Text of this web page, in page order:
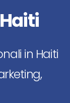
Haiti
in Haiti